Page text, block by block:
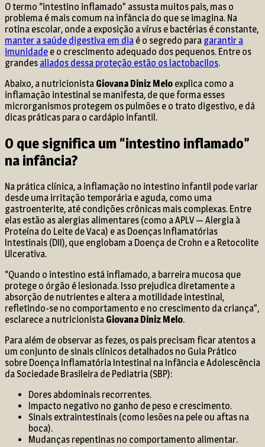
O termo “intestino inflamado” assusta muitos pais, mas o
problema é mais comum na infância do que se imagina. Na
rotina escolar, onde a exposição a vírus e bactérias é constante,
manter a saúde digestiva em dia é o segredo para garantir a
imunidade e o crescimento adequado dos pequenos. Entre os
grandes aliados dessa proteção estão os lactobacilos.
Abaixo, a nutricionista Giovana Diniz Melo explica como a
inflamação intestinal se manifesta, de que forma esses
microrganismos protegem os pulmões e o trato digestivo, e dá
dicas práticas para o cardápio infantil.
O que significa um “intestino inflamado”
na infância?
Na prática clínica, a inflamação no intestino infantil pode variar
desde uma irritação temporária e aguda, como uma
gastroenterite, até condições crônicas mais complexas. Entre
elas estão as alergias alimentares (como a APLV — Alergia à
Proteína do Leite de Vaca) e as Doenças Inflamatórias
Intestinais (DII), que englobam a Doença de Crohn e a Retocolite
Ulcerativa.
“Quando o intestino está inflamado, a barreira mucosa que
protege o órgão é lesionada. Isso prejudica diretamente a
absorção de nutrientes e altera a motilidade intestinal,
refletindo-se no comportamento e no crescimento da criança”,
esclarece a nutricionista Giovana Diniz Melo.
Para além de observar as fezes, os pais precisam ficar atentos a
um conjunto de sinais clínicos detalhados no Guia Prático
sobre Doença Inflamatória Intestinal na Infância e Adolescência
da Sociedade Brasileira de Pediatria (SBP):
Dores abdominais recorrentes.
Impacto negativo no ganho de peso e crescimento.
Sinais extraintestinais (como lesões na pele ou aftas na
boca).
Mudanças repentinas no comportamento alimentar.